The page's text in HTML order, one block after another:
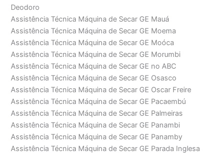
Deodoro
Assistência Técnica Máquina de Secar GE Mauá
Assistência Técnica Máquina de Secar GE Moema
Assistência Técnica Máquina de Secar GE Moóca
Assistência Técnica Máquina de Secar GE Morumbi
Assistência Técnica Máquina de Secar GE no ABC
Assistência Técnica Máquina de Secar GE Osasco
Assistência Técnica Máquina de Secar GE Oscar Freire
Assistência Técnica Máquina de Secar GE Pacaembú
Assistência Técnica Máquina de Secar GE Palmeiras
Assistência Técnica Máquina de Secar GE Panambi
Assistência Técnica Máquina de Secar GE Panamby
Assistência Técnica Máquina de Secar GE Parada Inglesa